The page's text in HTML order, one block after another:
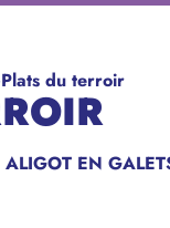
Plats du terroir
ALIGOT EN